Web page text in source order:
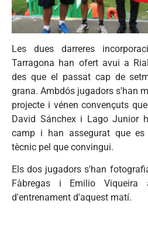
Les dues darreres
Tarragona han ofert avui a
des queel passatcap de
grana. Ambdós jugadors s'han
projecte i vénen convençuts que
David Sánchexi LagoJunior
camp i han assegurat que es
tècnic pel que convingui.
Els dos jugadors s'han
Fàbregas i Emilio
d'entrenament d'aquest matí.